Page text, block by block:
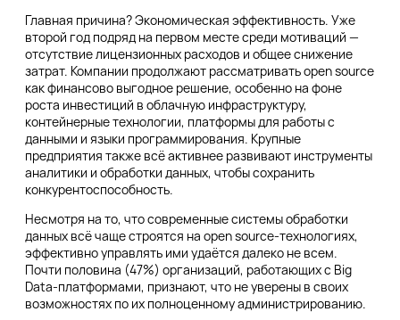
Главная причина? Экономическая эффективность. Уже
второй год подряд на первом месте среди мотиваций —
отсутствие лицензионных расходов и общее снижение
затрат. Компании продолжают рассматривать open source
как финансово выгодное решение, особенно на фоне
роста инвестиций в облачную инфраструктуру,
контейнерные технологии, платформы для работы с
данными и языки программирования. Крупные
предприятия также всё активнее развивают инструменты
аналитики и обработки данных, чтобы сохранить
конкурентоспособность.
Несмотря на то, что современные системы обработки
данных всё чаще строятся на open source-технологиях,
эффективно управлять ими удаётся далеко не всем.
Почти половина (47%) организаций, работающих с Big
Data-платформами, признают, что не уверены в своих
возможностях по их полноценному администрированию.